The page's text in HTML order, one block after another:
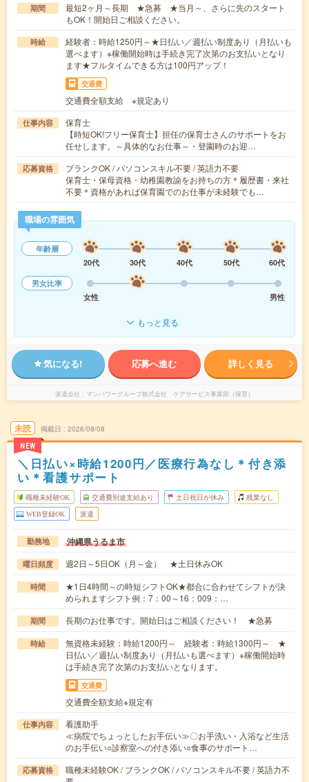
期間
最短2ヶ月～長期 ★急募 ★当月～、さらに先のスタート
もOK！開始日ご相談ください。
時給
経験者：時給1250円～★日払い／週払い制度あり（月払いも
選べます）※稼働開始時は手続き完了次第のお支払いとなり
ます★フルタイムできる方は100円アップ！
交通費
交通費全額支給 ※規定あり
仕事内容
保育士
【時短OK!フリー保育士】担任の保育士さんのサポートをお
任せします。～具体的なお仕事～・登園時のお迎…
応募資格
ブランクOK / パソコンスキル不要 / 英語力不要
保育士・保母資格・幼稚園教諭をお持ちの方＊履歴書・来社
不要＊資格があれば保育園でのお仕事が未経験でも…
職場の雰囲気
年齢層
20代
30代 40代 50代
60代
男女比率
女性
男性
もっと見る
気になる! 応募へ進む 詳しく見る
派遣会社 マンパワーグループ株式会社 ケアサービス事業部（保育）
未読
NEW
掲載日 2026/08/08
＼日払い×時給1200円／医療行為なし＊付き添
い＊看護サポート
職種未経験OK 交通費別途支給あり 土日祝日が休み 残業なし
WEB登録OK 派遣
勤務地 沖縄県うるま市
曜日頻度 週2日～5日OK（月～金） ★土日休みOK
時間
★1日4時間～の時短シフトOK★都合に合わせてシフトが決
められますシフト例：7：00～16：009：…
期間 長期のお仕事です。開始日はご相談ください！ ★急募
時給
無資格未経験：時給1200円～ 経験者：時給1300円～ ★
日払い／週払い制度あり（月払いも選べます）※稼働開始時
は手続き完了次第のお支払いとなります。
交通費
交通費全額支給※規定有
仕事内容
看護助手
≪病院でちょっとしたお手伝い≫〇お手洗い・入浴など生活
のお手伝い○診察室への付き添い○食事のサポート…
応募資格
職種未経験OK / ブランクOK / パソコンスキル不要 / 英語力不